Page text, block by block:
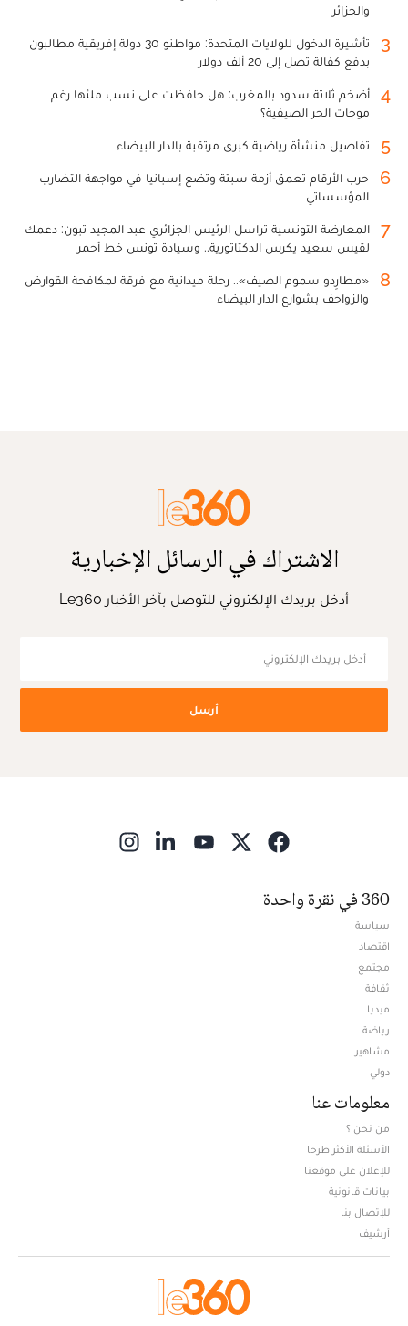
والجزائر
3
تأشيرة الدخول للولايات المتحدة: مواطنو 30 دولة إفريقية مطالبون
بدفع كفالة تصل إلى 20 ألف دولار
4
أضخم ثلاثة سدود بالمغرب: هل حافظت على نسب ملئها رغم
موجات الحر الصيفية؟
5 تفاصيل منشأة رياضية كبرى مرتقبة بالدار البيضاء
6
حرب الأرقام تعمق أزمة سبتة وتضع إسبانيا في مواجهة التضارب
المؤسساتي
7
المعارضة التونسية تراسل الرئيس الجزائري عبد المجيد تبون: دعمك
لقيس سعيد يكرس الدكتاتورية.. وسيادة تونس خط أحمر
8
«مطارِدو سموم الصيف».. رحلة ميدانية مع فرقة لمكافحة القوارض
والزواحف بشوارع الدار البيضاء
الاشتراك في الرسائل الإخبارية
أدخل بريدك الإلكتروني للتوصل بآخر الأخبار Le360
أرسل
360 في نقرة واحدة
سياسة
اقتصاد
مجتمع
ثقافة
ميديا
رياضة
مشاهير
دولي
معلومات عنا
من نحن ؟
الأسئلة الأكثر طرحا
للإعلان على موقعنا
بيانات قانونية
للإتصال بنا
أرشيف